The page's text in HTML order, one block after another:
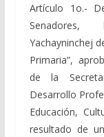
Artículo 1o.-
Senadores,
Yachayninchej
Primaria”,
de la
Desarrollo
Educación,
resultado de